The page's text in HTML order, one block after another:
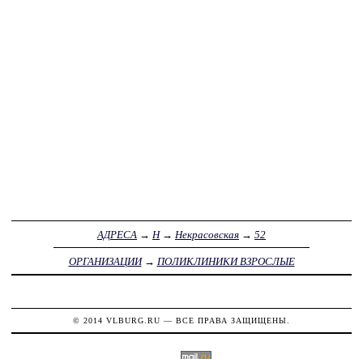
АДРЕСА → Н→ Некрасовская → 52
ОРГАНИЗАЦИИ→ ПОЛИКЛИНИКИ ВЗРОСЛЫЕ
© 2014 VLBURG.RU — ВСЕ ПРАВА ЗАЩИЩЕНЫ.